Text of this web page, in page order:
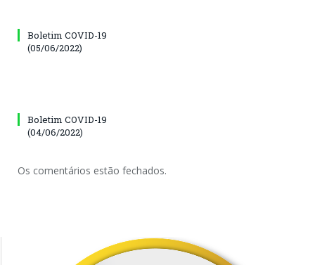
Boletim COVID-19
(05/06/2022)
Boletim COVID-19
(04/06/2022)
Os comentários estão fechados.